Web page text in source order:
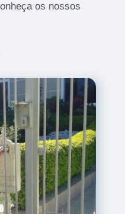
os nossos